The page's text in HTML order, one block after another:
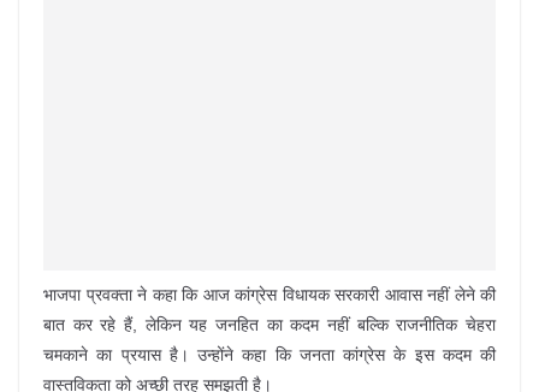
भाजपा प्रवक्ता ने कहा कि आज कांग्रेस विधायक सरकारी आवास नहीं लेने की
बात कर रहे हैं, लेकिन यह जनहित का कदम नहीं बल्कि राजनीतिक चेहरा
चमकाने का प्रयास है। उन्होंने कहा कि जनता कांग्रेस के इस कदम की
वास्तविकता को अच्छी तरह समझती है।